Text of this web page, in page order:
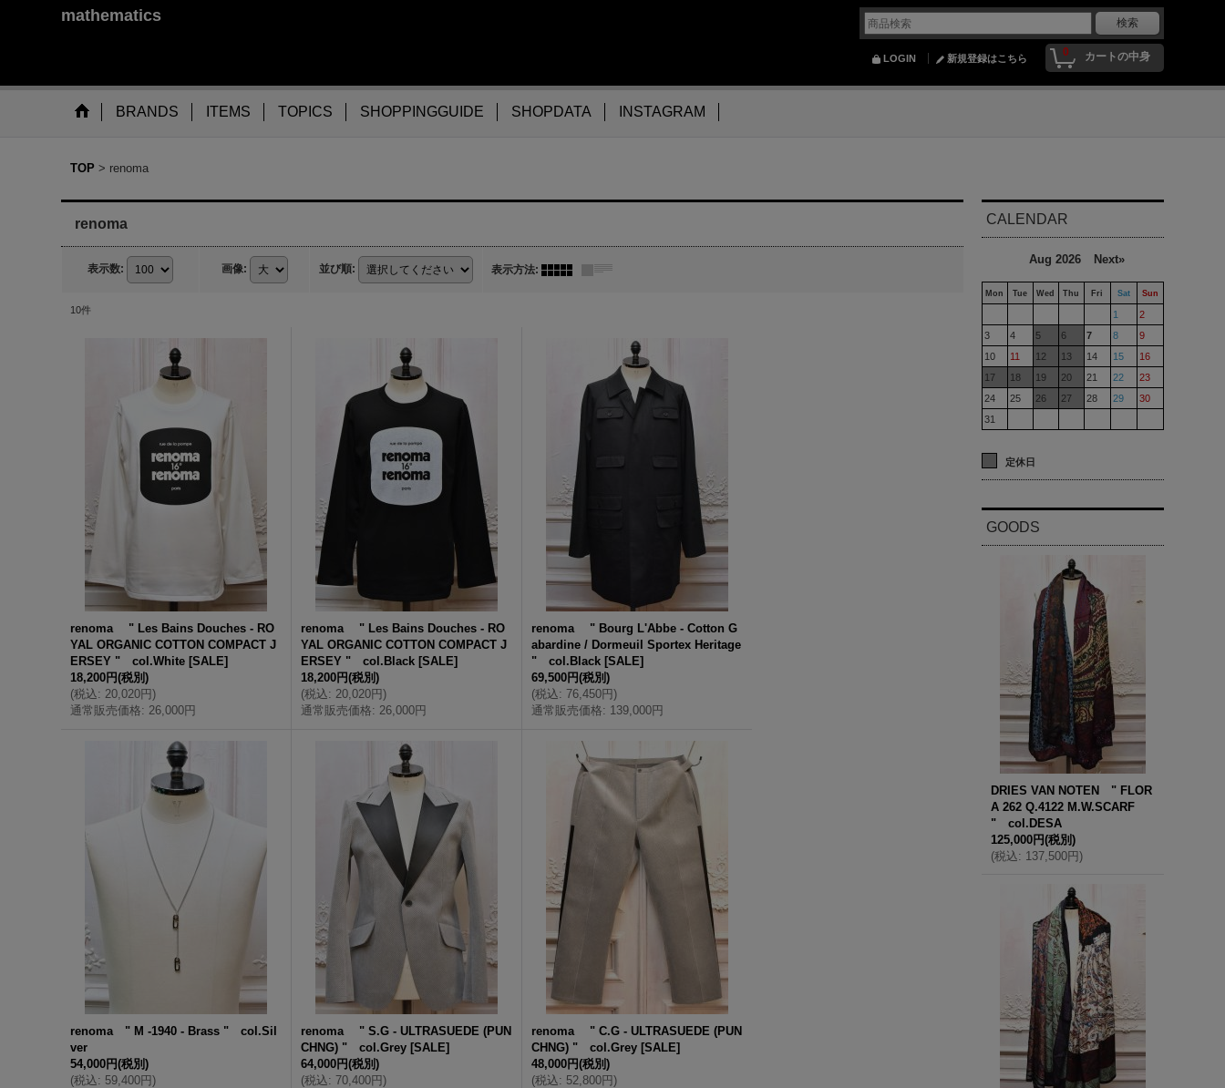
mathematics
0 カートの中身
LOGIN 新規登録はこちら
BRANDS ITEMS TOPICS SHOPPINGGUIDE SHOPDATA INSTAGRAM
TOP > renoma
CALENDAR
Aug 2026 Next»
Mon Tue Wed Thu Fri Sat Sun
1
2
3
4 5 6 7 8
9
10
11 12 13 14 15
16
17
18 19 20 21 22
23
24
25 26 27 28 29
30
31
定休日
GOODS
DRIES VAN NOTEN " FLOR
A 262 Q.4122 M.W.SCARF
" col.DESA
125,000円(税別)
(税込: 137,500円)
renoma
表示数: 画像: 並び順: 表示方法:
10件
renoma " Les Bains Douches - RO
YAL ORGANIC COTTON COMPACT J
ERSEY " col.White [SALE]
18,200円(税別)
(税込: 20,020円)
通常販売価格: 26,000円
renoma " Les Bains Douches - RO
YAL ORGANIC COTTON COMPACT J
ERSEY " col.Black [SALE]
18,200円(税別)
(税込: 20,020円)
通常販売価格: 26,000円
renoma " Bourg L'Abbe - Cotton G
abardine / Dormeuil Sportex Heritage
" col.Black [SALE]
69,500円(税別)
(税込: 76,450円)
通常販売価格: 139,000円
renoma " M -1940 - Brass " col.Sil
ver
54,000円(税別)
(税込: 59,400円)
renoma " S.G - ULTRASUEDE (PUN
CHNG) " col.Grey [SALE]
64,000円(税別)
(税込: 70,400円)
renoma " C.G - ULTRASUEDE (PUN
CHNG) " col.Grey [SALE]
48,000円(税別)
(税込: 52,800円)